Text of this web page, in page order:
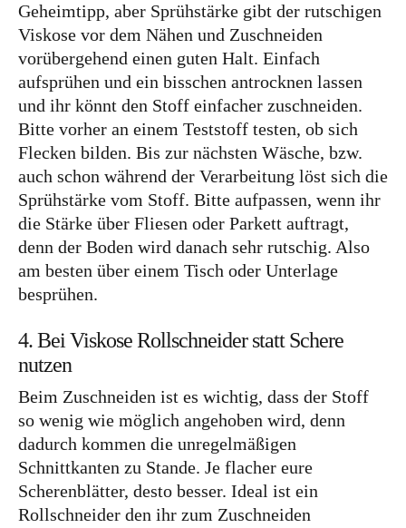
Geheimtipp, aber Sprühstärke gibt der rutschigen
Viskose vor dem Nähen und Zuschneiden
vorübergehend einen guten Halt. Einfach
aufsprühen und ein bisschen antrocknen lassen
und ihr könnt den Stoff einfacher zuschneiden.
Bitte vorher an einem Teststoff testen, ob sich
Flecken bilden. Bis zur nächsten Wäsche, bzw.
auch schon während der Verarbeitung löst sich die
Sprühstärke vom Stoff. Bitte aufpassen, wenn ihr
die Stärke über Fliesen oder Parkett auftragt,
denn der Boden wird danach sehr rutschig. Also
am besten über einem Tisch oder Unterlage
besprühen.
4. Bei Viskose Rollschneider statt Schere
nutzen
Beim Zuschneiden ist es wichtig, dass der Stoff
so wenig wie möglich angehoben wird, denn
dadurch kommen die unregelmäßigen
Schnittkanten zu Stande. Je flacher eure
Scherenblätter, desto besser. Ideal ist ein
Rollschneider den ihr zum Zuschneiden